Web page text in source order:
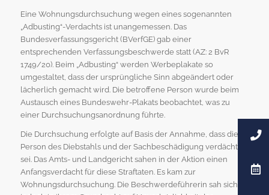
Eine Wohnungsdurchsuchung wegen eines sogenannten
„Adbusting“-Verdachts ist unangemessen. Das
Bundesverfassungsgericht (BVerfGE) gab einer
entsprechenden Verfassungsbeschwerde statt (AZ: 2 BvR
1749/20). Beim „Adbusting“ werden Werbeplakate so
umgestaltet, dass der ursprüngliche Sinn abgeändert oder
lächerlich gemacht wird. Die betroffene Person wurde beim
Austausch eines Bundeswehr-Plakats beobachtet, was zu
einer Durchsuchungsanordnung führte.
Die Durchsuchung erfolgte auf Basis der Annahme, dass die
Person des Diebstahls und der Sachbeschädigung verdächtig
sei. Das Amts- und Landgericht sahen in der Aktion einen
Anfangsverdacht für diese Straftaten. Es kam zur
Wohnungsdurchsuchung. Die Beschwerdeführerin sah sich